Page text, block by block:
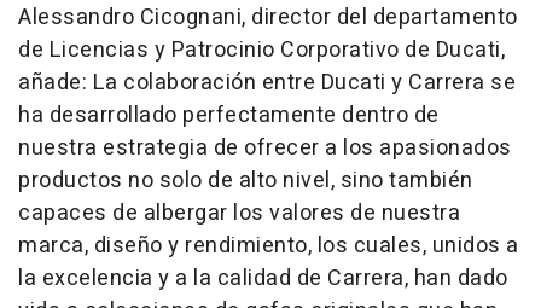
Alessandro Cicognani, director del departamento
de Licencias y Patrocinio Corporativo de Ducati,
añade: La colaboración entre Ducati y Carrera se
ha desarrollado perfectamente dentro de
nuestra estrategia de ofrecer a los apasionados
productos no solo de alto nivel, sino también
capaces de albergar los valores de nuestra
marca, diseño y rendimiento, los cuales, unidos a
la excelencia y a la calidad de Carrera, han dado